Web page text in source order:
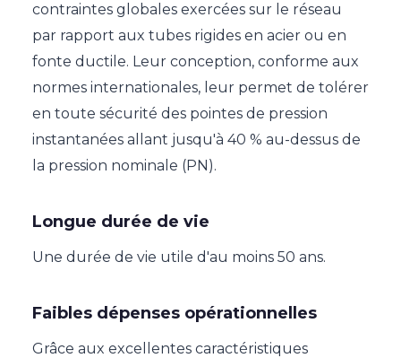
contraintes globales exercées sur le réseau
par rapport aux tubes rigides en acier ou en
fonte ductile. Leur conception, conforme aux
normes internationales, leur permet de tolérer
en toute sécurité des pointes de pression
instantanées allant jusqu'à 40 % au-dessus de
la pression nominale (PN).
Longue durée de vie
Une durée de vie utile d'au moins 50 ans.
Faibles dépenses opérationnelles
Grâce aux excellentes caractéristiques